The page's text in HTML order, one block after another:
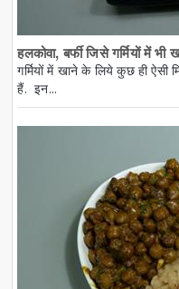
हलकोवा, बर्फी जिसे गर्मियों में
गर्मियों में खाने के लिये कुछ ही ऐसी
हैं. इन...